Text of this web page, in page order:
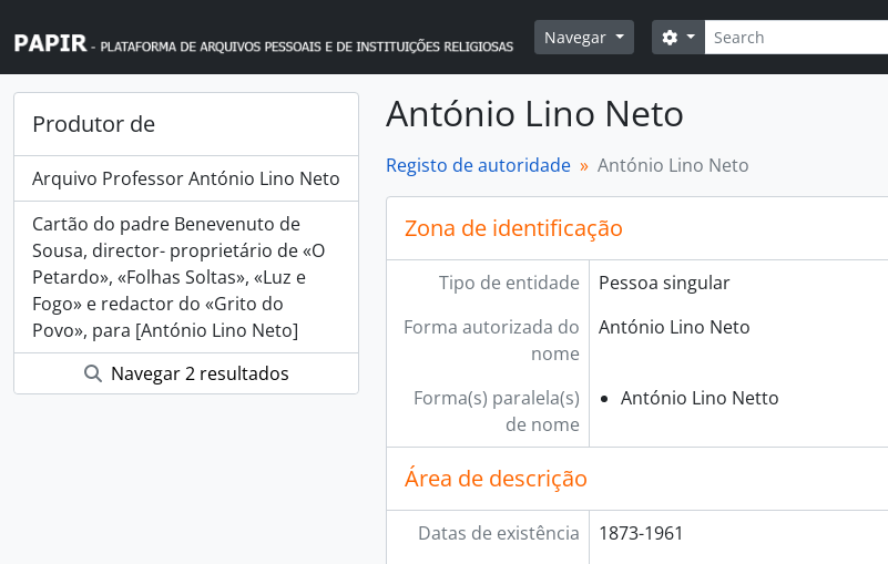
Navegar
Pesquisar
Opções de busca
Produtor de
Arquivo Professor António Lino Neto
Cartão do padre Benevenuto de
Sousa, director- proprietário de «O
Petardo», «Folhas Soltas», «Luz e
Fogo» e redactor do «Grito do
Povo», para [António Lino Neto]
Navegar 2 resultados
António Lino Neto
Registo de autoridade António Lino Neto
Zona de identificação
Tipo de entidade
Pessoa singular
Forma autorizada do
nome
António Lino Neto
Forma(s) paralela(s)
de nome
António Lino Netto
Área de descrição
Datas de existência
1873-1961